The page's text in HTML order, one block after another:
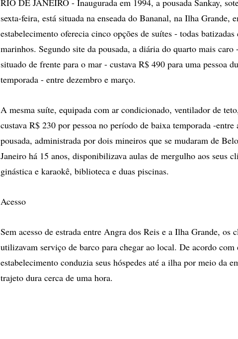
RIO DE JANEIRO - Inaugurada em 1994, a pousada Sankay,
sexta-feira, está situada na enseada do Bananal, na Ilha Grande,
estabelecimento oferecia cinco opções de suítes - todas
marinhos. Segundo site da pousada, a diária do quarto mais
situado de frente para o mar - custava R$ 490 para uma pessoa
temporada - entre dezembro e março.
A mesma suíte, equipada com ar condicionado, ventilador de
custava R$ 230 por pessoa no período de baixa temporada -
pousada, administrada por dois mineiros que se mudaram de
Janeiro há 15 anos, disponibilizava aulas de mergulho aos seus
ginástica e karaokê, biblioteca e duas piscinas.
Acesso
Sem acesso de estrada entre Angra dos Reis e a Ilha Grande, os
utilizavam serviço de barco para chegar ao local. De acordo
estabelecimento conduzia seus hóspedes até a ilha por meio da
trajeto dura cerca de uma hora.